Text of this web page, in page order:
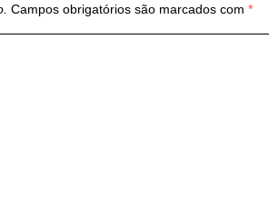
Campos obrigatórios são marcados com *